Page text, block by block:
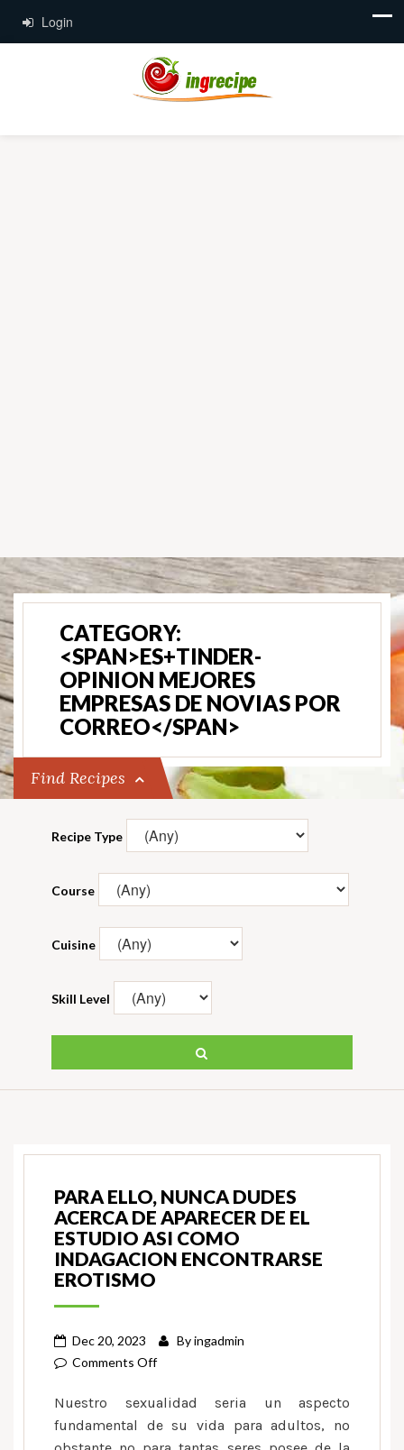
Login
CATEGORY:
<SPAN>ES+TINDER-
OPINION MEJORES
EMPRESAS DE NOVIAS POR
CORREO</SPAN>
Find Recipes
Recipe Type
Course
Cuisine
Skill Level
PARA ELLO, NUNCA DUDES
ACERCA DE APARECER DE EL
ESTUDIO ASI­ COMO
INDAGACION ENCONTRARSE
EROTISMO
Dec 20, 2023 Byingadmin
Comments Offon
ello,
nunca
Nuestro sexualidad seri­a un aspecto
fundamental de su vida para adultos, no